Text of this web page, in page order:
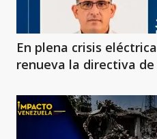
En plena crisis
renueva la directiva de